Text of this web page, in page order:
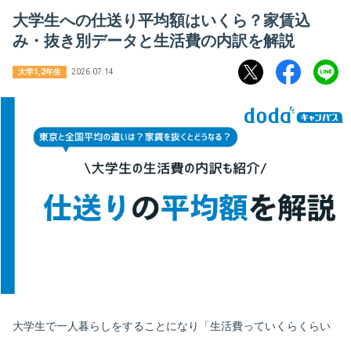
お問い合わせ
大学生への仕送り平均額はいくら？家賃込
み・抜き別データと生活費の内訳を解説
大学1,2年生 2026.07.14
大学生で一人暮らしをすることになり「生活費っていくらくらい